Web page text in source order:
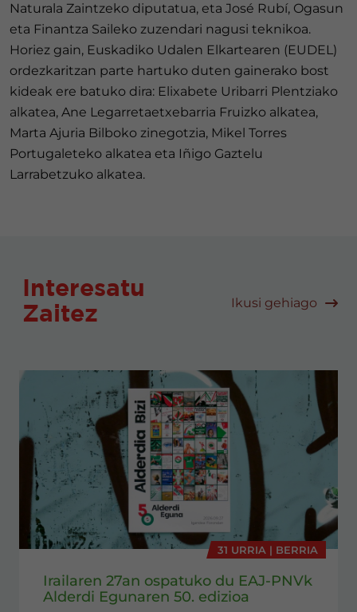
Naturala Zaintzeko diputatua, eta José Rubí, Ogasun
eta Finantza Saileko zuzendari nagusi teknikoa.
Horiez gain, Euskadiko Udalen Elkartearen (EUDEL)
ordezkaritzan parte hartuko duten gainerako bost
kideak ere batuko dira: Elixabete Uribarri Plentziako
alkatea, Ane Legarretaetxebarria Fruizko alkatea,
Marta Ajuria Bilboko zinegotzia, Mikel Torres
Portugaleteko alkatea eta Iñigo Gaztelu
Larrabetzuko alkatea.
Interesatu
Zaitez
Ikusi gehiago
31 URRIA | BERRIA
Irailaren 27an ospatuko du EAJ-PNVk
Alderdi Egunaren 50. edizioa